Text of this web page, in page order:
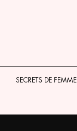
SECRETS DE FEMME